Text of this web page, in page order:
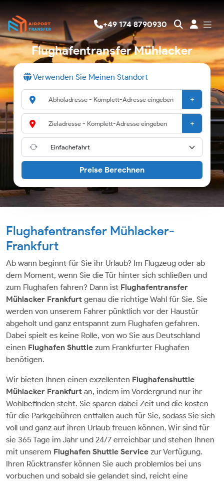
+49 174 8790930
Flughafentransfer Mühlacker
Verwenden Sie Meinen Standort
+
+
Preise Berechnen
Flughafentransfer Mühlacker-
Frankfurt
Ab wann beginnt für Sie ihr Urlaub? Im Flugzeug oder ab
dem Moment, wenn Sie die Tür hinter sich schließen und
zum Flughafen fahren? Dann ist Flughafentransfer
Mühlacker Frankfurt genau die richtige Wahl für Sie. Sie
werden von unserem Fahrer pünktlich vor der Haustür
abgeholt und ganz entspannt zum Flughafen gefahren.
Dabei spielt es keine Rolle, von wo Sie aus Deutschland
einen Flughafen Shuttle zum Frankfurter Flughafen
benötigen.
Wir bieten Ihnen einen exzellenten Flughafenshuttle
Mühlacker Frankfurt an, indem im Vordergrund nur ihr
Wohlbefinden steht. Sie sparen dabei Zeit und die kosten
für die Parkgebühren entfallen auch für Sie, sodass Sie sich
voll und ganz auf ihren Urlaub freuen können. Wir sind für
sie 365 Tage im Jahr und 24/7 erreichbar und stehen Ihnen
mit unserem Flughafen Shuttle Service zur Verfügung.
Ihren Rücktransfer können Sie auch problemlos bei uns
vorbuchen und sobald sie gelandet sind, reicht eine